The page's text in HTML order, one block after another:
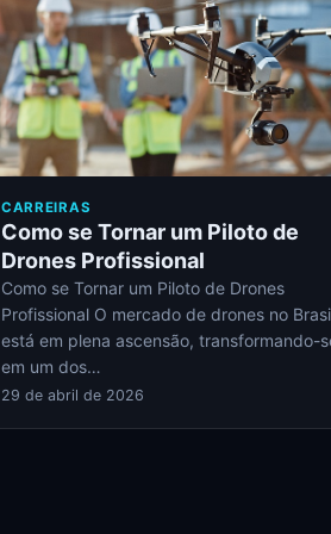
CARREIRAS
Como se Tornar um Piloto de
Drones Profissional
Como se Tornar um Piloto de Drones
Profissional O mercado de drones no
está em plena ascensão, transformando-
em um dos…
29 de abril de 2026